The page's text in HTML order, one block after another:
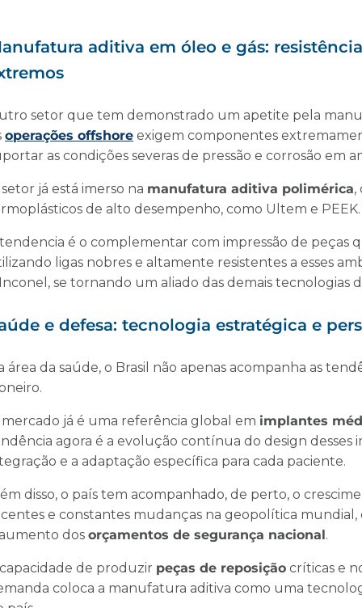
aditiva em óleo e gás:
setor que tem demonstrado um apetite pela
operações offshore exigem componentes
as condições severas de pressão e corrosão em
já está imerso na manufatura aditiva polimérica,
de alto desempenho, como Ultem e
é o complementar com impressão de peças
ligas nobres e altamente resistentes a esses
se tornando um aliado das demais tecnologias
e defesa: tecnologia estratégica e
área da saúde, o Brasil não apenas acompanha as
mercado já é uma referência global em implantes
agora é a evolução contínua do design desses
e a adaptação específica para cada paciente.
disso, o país tem acompanhado, de perto, o
e constantes mudanças na geopolítica mundial,
dos orçamentos de segurança nacional.
de produzir peças de reposição críticas e
coloca a manufatura aditiva como uma